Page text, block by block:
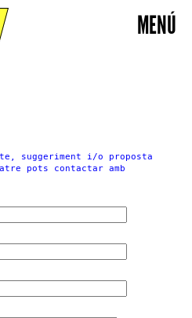
MENÚ
suggeriment i/o proposta
pots contactar amb